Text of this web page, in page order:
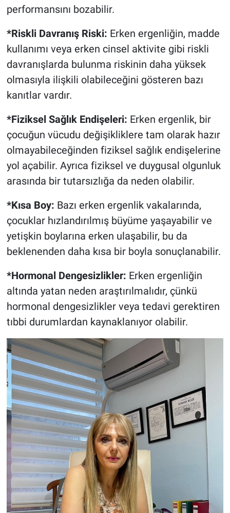
performansını bozabilir.
*Riskli Davranış Riski: Erken ergenliğin, madde
kullanımı veya erken cinsel aktivite gibi riskli
davranışlarda bulunma riskinin daha yüksek
olmasıyla ilişkili olabileceğini gösteren bazı
kanıtlar vardır.
*Fiziksel Sağlık Endişeleri: Erken ergenlik, bir
çocuğun vücudu değişikliklere tam olarak hazır
olmayabileceğinden fiziksel sağlık endişelerine
yol açabilir. Ayrıca fiziksel ve duygusal olgunluk
arasında bir tutarsızlığa da neden olabilir.
*Kısa Boy: Bazı erken ergenlik vakalarında,
çocuklar hızlandırılmış büyüme yaşayabilir ve
yetişkin boylarına erken ulaşabilir, bu da
beklenenden daha kısa bir boyla sonuçlanabilir.
*Hormonal Dengesizlikler: Erken ergenliğin
altında yatan neden araştırılmalıdır, çünkü
hormonal dengesizlikler veya tedavi gerektiren
tıbbi durumlardan kaynaklanıyor olabilir.